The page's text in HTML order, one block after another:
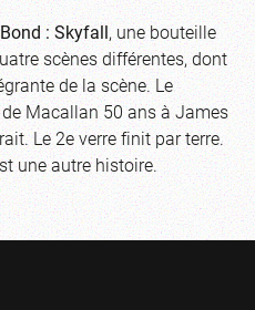
: Skyfall, une bouteille
scènes différentes, dont
de la scène. Le
Macallan 50 ans à James
Le 2e verre finit par terre.
une autre histoire.